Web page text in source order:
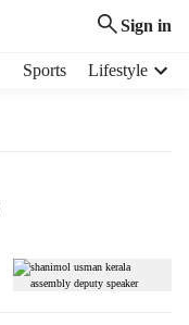
Sign in
Sports Lifestyle